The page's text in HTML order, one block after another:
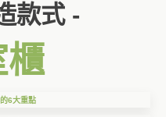
款式 -
櫃
6大重點